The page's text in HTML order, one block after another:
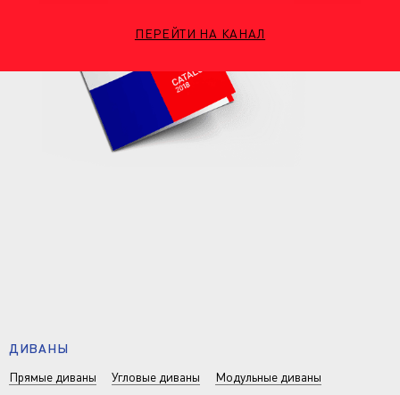
ПЕРЕЙТИ НА КАНАЛ
ДИВАНЫ
Прямые диваны
Угловые диваны
Модульные диваны